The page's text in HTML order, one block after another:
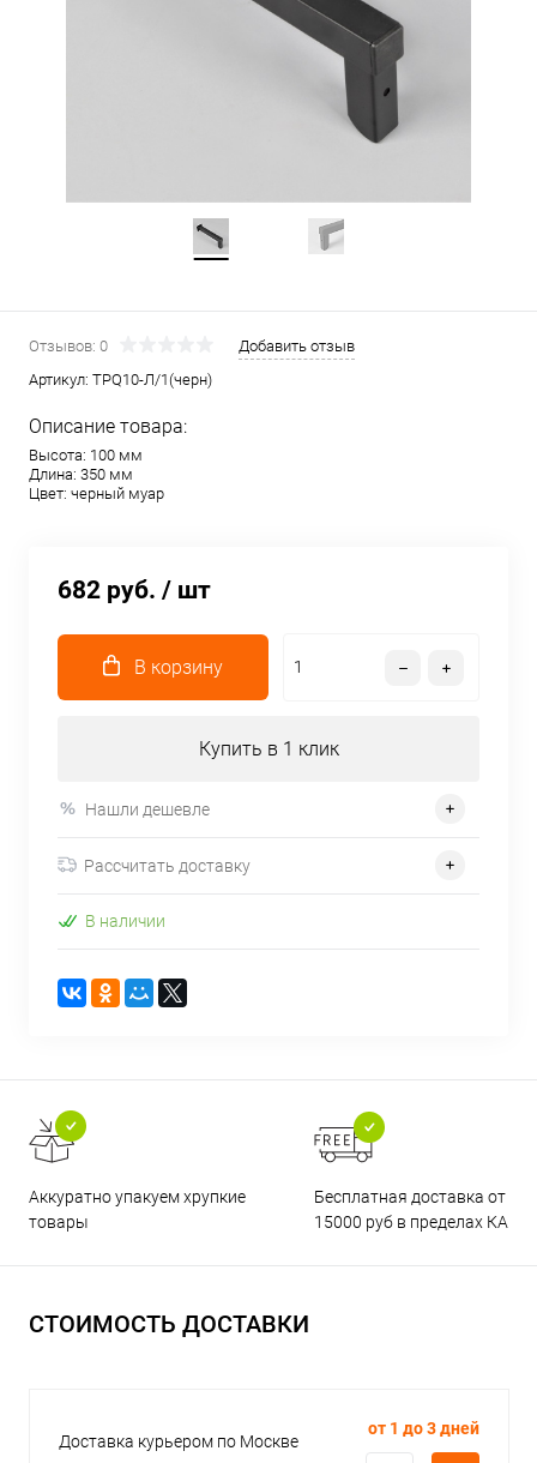
Отзывов: 0
Добавить отзыв
Артикул: TPQ10-Л/1(черн)
Описание товара:
Высота: 100 мм
Длина: 350 мм
Цвет: черный муар
682 руб. / шт
В корзину
Купить в 1 клик
Нашли дешевле
Рассчитать доставку
В наличии
Аккуратно упакуем хрупкие
товары
Бесплатная доставка от
15000 руб в пределах КАД
СТОИМОСТЬ ДОСТАВКИ
Доставка курьером по Москве
от 1 до 3 дней